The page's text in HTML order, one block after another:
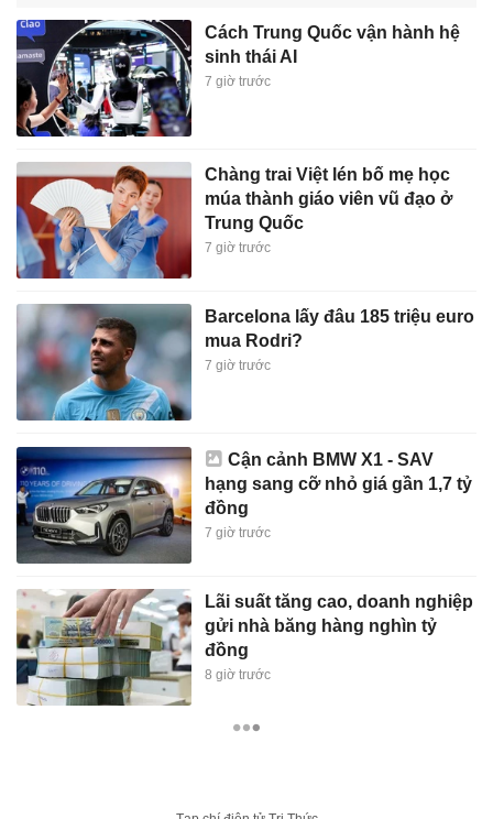
Cách Trung Quốc vận hành hệ
sinh thái AI
7 giờ trước
Chàng trai Việt lén bố mẹ học
múa thành giáo viên vũ đạo ở
Trung Quốc
7 giờ trước
Barcelona lấy đâu 185 triệu euro
mua Rodri?
7 giờ trước
Cận cảnh BMW X1 - SAV
hạng sang cỡ nhỏ giá gần 1,7 tỷ
đồng
7 giờ trước
Lãi suất tăng cao, doanh nghiệp
gửi nhà băng hàng nghìn tỷ
đồng
8 giờ trước